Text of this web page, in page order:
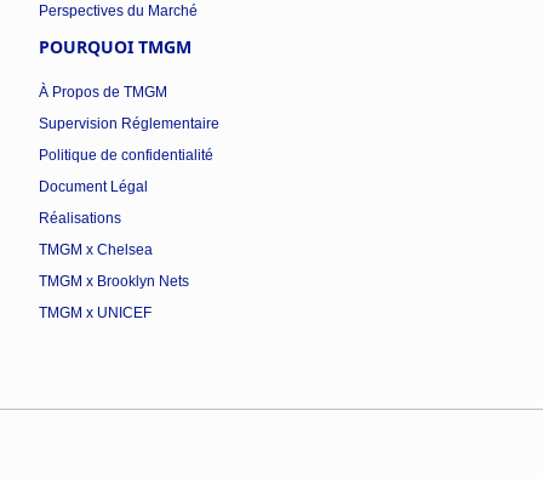
Perspectives du Marché
POURQUOI TMGM
À Propos de TMGM
Supervision Réglementaire
Politique de confidentialité
Document Légal
Réalisations
TMGM x Chelsea
TMGM x Brooklyn Nets
TMGM x UNICEF